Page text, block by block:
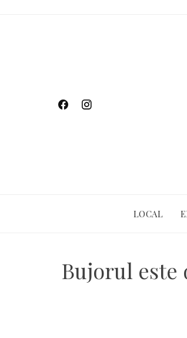
LOCAL
Bujorul este